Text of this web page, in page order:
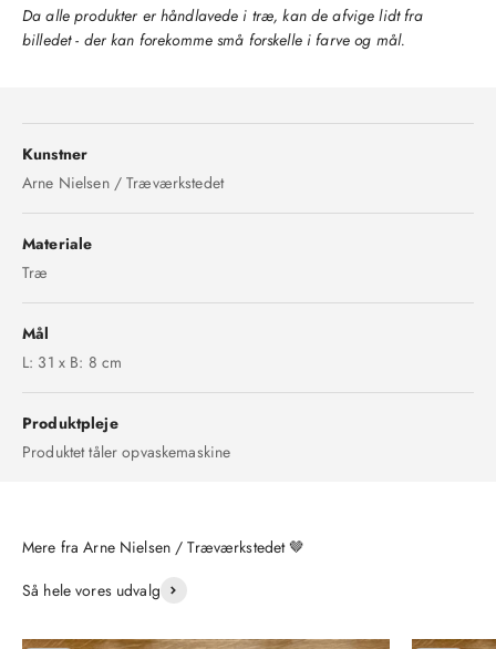
Da alle produkter er håndlavede i træ, kan de afvige lidt fra
billedet - der kan forekomme små forskelle i farve og mål.
Kunstner
Arne Nielsen / Træværkstedet
Materiale
Træ
Mål
L: 31 x B: 8 cm
Produktpleje
Produktet tåler opvaskemaskine
Så hele vores udvalg